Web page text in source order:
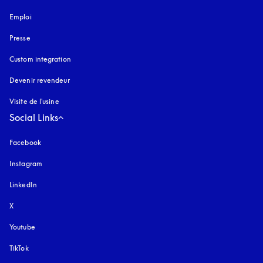
Emploi
Presse
Custom integration
Devenir revendeur
Visite de l'usine
Social Links
Facebook
Instagram
LinkedIn
X
Youtube
TikTok